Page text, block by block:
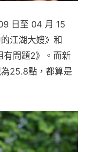
日至 04 月 15
江湖大嫂》和
有問題2》。而新
25.8點，都算是